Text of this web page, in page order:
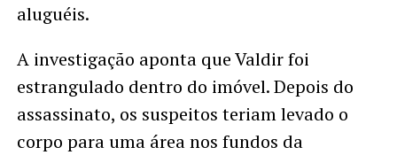
aluguéis.
A investigação aponta que Valdir foi
estrangulado dentro do imóvel. Depois do
assassinato, os suspeitos teriam levado o
corpo para uma área nos fundos da